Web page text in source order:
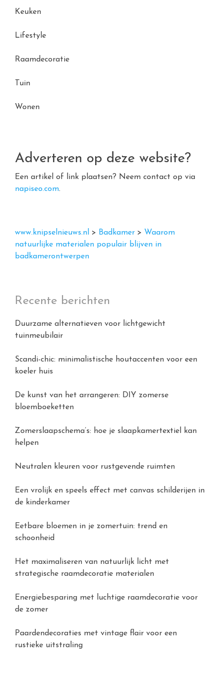
Keuken
Lifestyle
Raamdecoratie
Tuin
Wonen
Adverteren op deze website?
Een artikel of link plaatsen? Neem contact op via
napiseo.com.
www.knipselnieuws.nl > Badkamer > Waarom
natuurlijke materialen populair blijven in
badkamerontwerpen
Recente berichten
Duurzame alternatieven voor lichtgewicht
tuinmeubilair
Scandi-chic: minimalistische houtaccenten voor een
koeler huis
De kunst van het arrangeren: DIY zomerse
bloemboeketten
Zomerslaapschema’s: hoe je slaapkamertextiel kan
helpen
Neutralen kleuren voor rustgevende ruimten
Een vrolijk en speels effect met canvas schilderijen in
de kinderkamer
Eetbare bloemen in je zomertuin: trend en
schoonheid
Het maximaliseren van natuurlijk licht met
strategische raamdecoratie materialen
Energiebesparing met luchtige raamdecoratie voor
de zomer
Paardendecoraties met vintage flair voor een
rustieke uitstraling